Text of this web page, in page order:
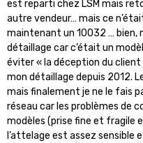
est reparti chez LSM mais
autre vendeur… mais ce
maintenant un 10032 … bien,
détaillage car c’était un
éviter « la déception du client
mon détaillage depuis 2012.
mais finalement je ne le fais
réseau car les problèmes de
modèles (prise fine et fragile
l’attelage est assez sensible